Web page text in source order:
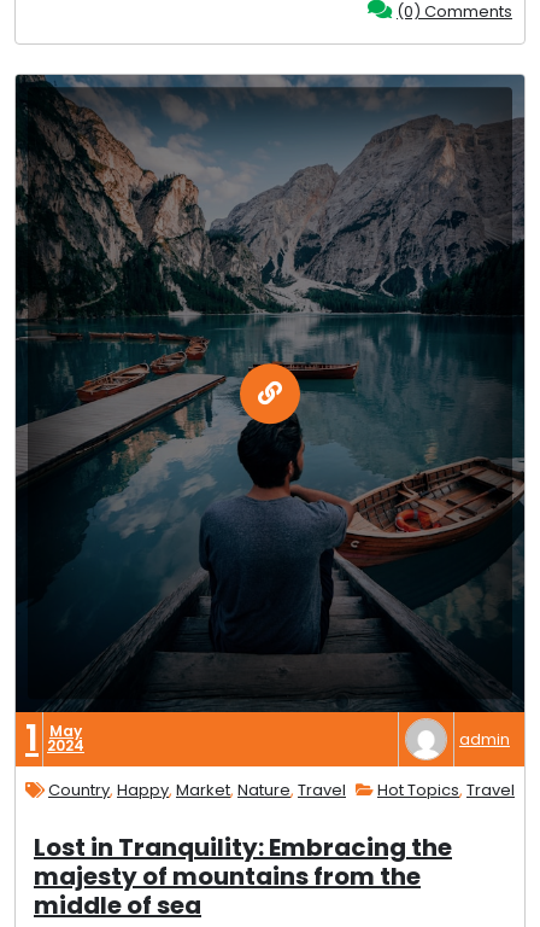
(0) Comments
1 May
2024 admin
Country, Happy, Market, Nature, Travel Hot Topics, Travel
Lost in Tranquility: Embracing the
majesty of mountains from the
middle of sea